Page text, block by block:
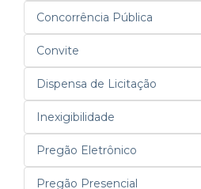
Concorrência Pública
Convite
Dispensa de Licitação
Inexigibilidade
Pregão Eletrônico
Pregão Presencial